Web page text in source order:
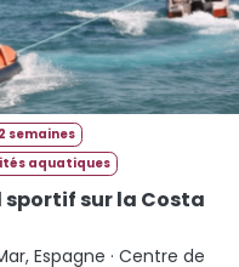
2 semaines
aquatiques
sur la Costa
Espagne · Centre de